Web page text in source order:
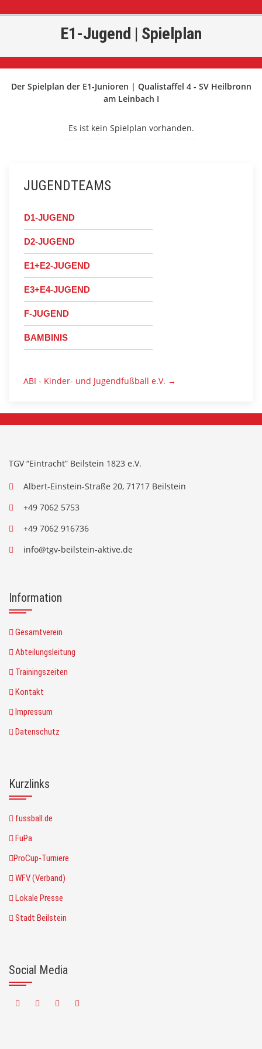
E1-Jugend | Spielplan
Der Spielplan der E1-Junioren | Qualistaffel 4 - SV Heilbronn
am Leinbach I
Es ist kein Spielplan vorhanden.
JUGENDTEAMS
D1-JUGEND
D2-JUGEND
E1+E2-JUGEND
E3+E4-JUGEND
F-JUGEND
BAMBINIS
ABI - Kinder- und Jugendfußball e.V. →
TGV “Eintracht” Beilstein 1823 e.V.
Albert-Einstein-Straße 20, 71717 Beilstein
+49 7062 5753
+49 7062 916736
info@tgv-beilstein-aktive.de
Information
Gesamtverein
Abteilungsleitung
Trainingszeiten
Kontakt
Impressum
Datenschutz
Kurzlinks
fussball.de
FuPa
ProCup-Turniere
WFV (Verband)
Lokale Presse
Stadt Beilstein
Social Media